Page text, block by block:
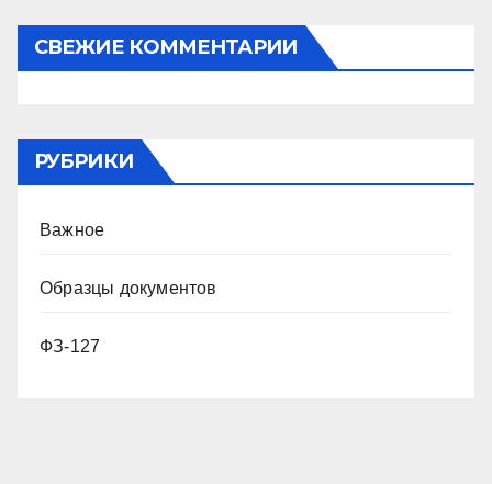
СВЕЖИЕ КОММЕНТАРИИ
РУБРИКИ
Важное
Образцы документов
ФЗ-127